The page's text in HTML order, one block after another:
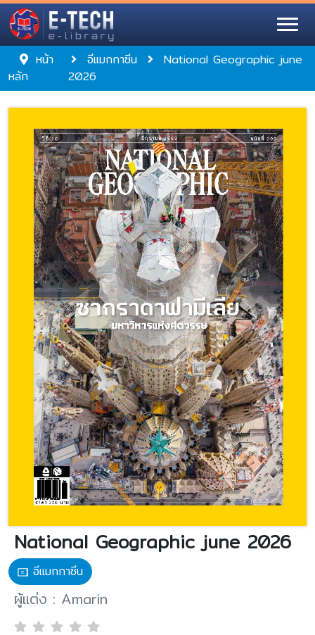
หน้า
หลัก
อีแมกกาซีน
National Geographic june
2026
National Geographic june 2026
อีแมกกาซีน
ผู้แต่ง : Amarin